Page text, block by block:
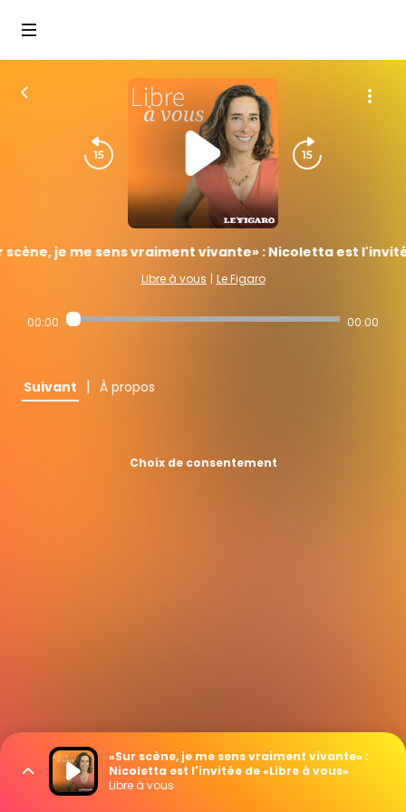
je me sens vraiment vivante» : Nicoletta est
Libre à vous | Le Figaro
00:00 00:00
Suivant | À propos
Choix de consentement
«Sur scène, je me sens vraiment vivante» :
Nicoletta est l'invitée de «Libre à vous»
Libre à vous